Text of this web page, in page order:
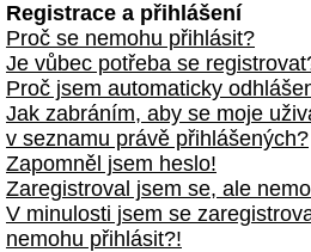
Registrace a přihlášení
Proč se nemohu přihlásit?
Je vůbec potřeba se
Proč jsem automaticky
Jak zabráním, aby se moje
v seznamu právě přihlášených?
Zapomněl jsem heslo!
Zaregistroval jsem se, ale
V minulosti jsem se
nemohu přihlásit?!